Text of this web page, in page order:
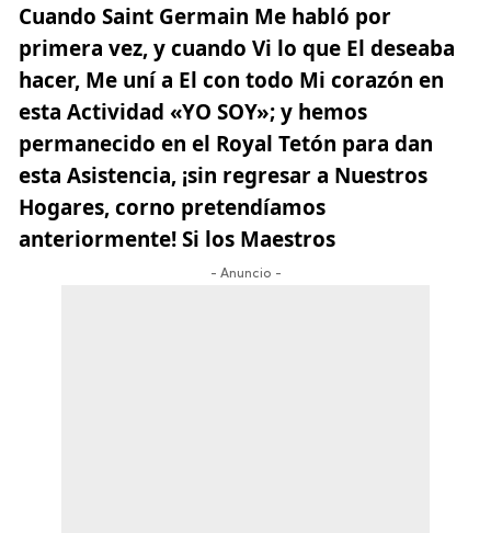
Cuando Saint Germain Me habló por
primera vez, y cuando Vi lo que El deseaba
hacer, Me uní a El con todo Mi corazón en
esta Actividad «YO SOY»; y hemos
permanecido en el Royal Tetón para dan
esta Asistencia, ¡sin regresar a Nuestros
Hogares, corno pretendíamos
anteriormente! Si los Maestros
- Anuncio -